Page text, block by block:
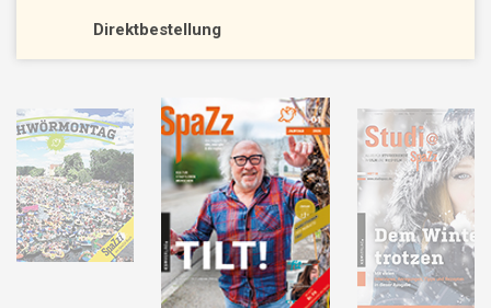
Direktbestellung